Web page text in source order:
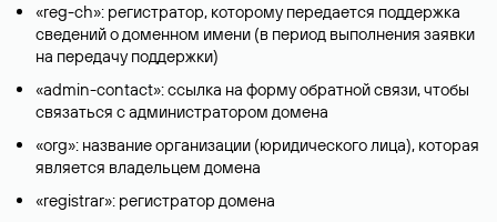
«reg-ch»: регистратор, которому передается поддержка
сведений о доменном имени (в период выполнения заявки
на передачу поддержки)
«admin-contact»: ссылка на форму обратной связи, чтобы
связаться с администратором домена
«org»: название организации (юридического лица), которая
является владельцем домена
«registrar»: регистратор домена